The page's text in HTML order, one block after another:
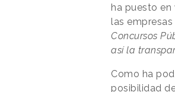
ha puesto
las
Concursos
así la
Como ha
posibilidad